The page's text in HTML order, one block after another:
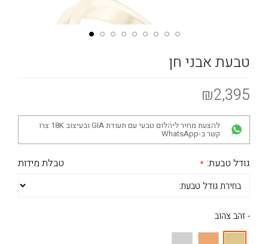
טבעת אבני חן
₪2,395
להצעת מחיר ליהלום טבעי עם תעודת GIA ובעיצוב 18K צרו
קשר ב-WhatsApp
טבלת מידות גודל טבעת:
- זהב צהוב